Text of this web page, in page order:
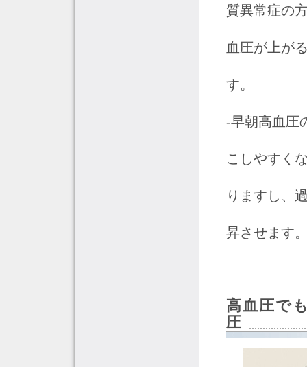
質異常症の
血圧が上が
す。
‐早朝高血圧
こしやすく
りますし、
昇させます
高血圧で
圧